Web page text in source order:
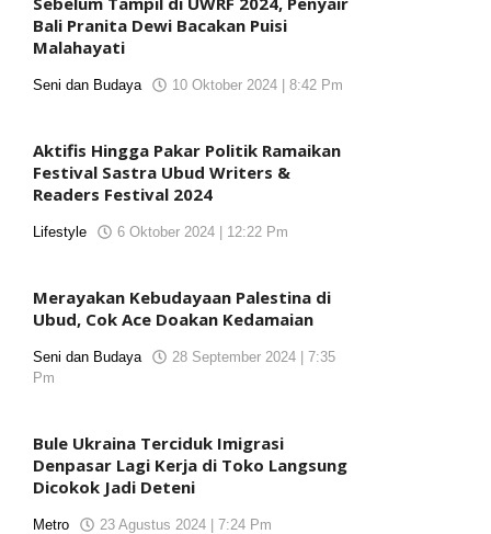
Bali Pranita Dewi Bacakan Puisi
Malahayati
Seni dan Budaya 10 Oktober 2024 | 8:42 Pm
Aktifis Hingga Pakar Politik Ramaikan
Festival Sastra Ubud Writers &
Readers Festival 2024
Lifestyle 6 Oktober 2024 | 12:22 Pm
Merayakan Kebudayaan Palestina di
Ubud, Cok Ace Doakan Kedamaian
Seni dan Budaya
28 September 2024 | 7:35
Pm
Bule Ukraina Terciduk Imigrasi
Denpasar Lagi Kerja di Toko Langsung
Dicokok Jadi Deteni
Metro 23 Agustus 2024 | 7:24 Pm